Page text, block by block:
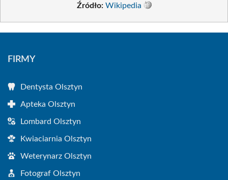
Źródło: Wikipedia
FIRMY
Dentysta Olsztyn
Apteka Olsztyn
Lombard Olsztyn
Kwiaciarnia Olsztyn
Weterynarz Olsztyn
Fotograf Olsztyn